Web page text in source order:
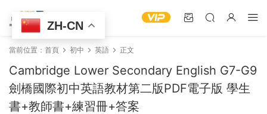
當前位置： 首頁 初中 英語 正文
Cambridge Lower Secondary English G7-G9
劍橋國際初中英語教材第二版PDF電子版 學生
書+教師書+練習冊+答案
ZH-CN